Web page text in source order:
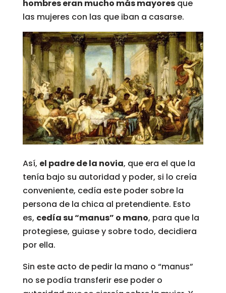
hombres eran mucho más mayoresque
las mujeres con las que iban a casarse.
Así, el padre de la novia, que era el que la
tenía bajo su autoridad y poder, si lo creía
conveniente, cedía este poder sobre la
persona de la chica al pretendiente. Esto
es, cedía su “manus” o mano, para que la
protegiese, guiase y sobre todo, decidiera
por ella.
Sin este acto de pedir la mano o “manus”
no se podía transferir ese poder o